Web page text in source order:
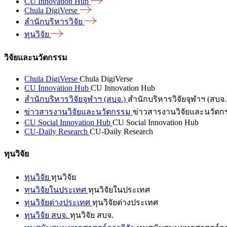
Chula DigiVerse
สำนักบริหารวิจัย
ทุนวิจัย
วิจัยและนวัตกรรม
Chula DigiVerse Chula DigiVerse
CU Innovation Hub CU Innovation Hub
สำนักบริหารวิจัยจุฬาฯ (สบจ.) สำนักบริหารวิจัยจุฬาฯ (สบจ
ข่าวสารงานวิจัยและนวัตกรรม ข่าวสารงานวิจัยและนวัตก
CU Social Innovation Hub CU Social Innovation Hub
CU-Daily Research CU-Daily Research
ทุนวิจัย
ทุนวิจัย ทุนวิจัย
ทุนวิจัยในประเทศ ทุนวิจัยในประเทศ
ทุนวิจัยต่างประเทศ ทุนวิจัยต่างประเทศ
ทุนวิจัย สบจ. ทุนวิจัย สบจ.